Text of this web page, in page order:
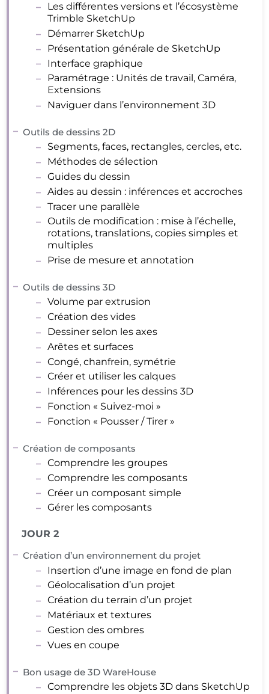
Les différentes versions et l’écosystème
Trimble SketchUp
Démarrer SketchUp
Présentation générale de SketchUp
Interface graphique
Paramétrage : Unités de travail, Caméra,
Extensions
Naviguer dans l’environnement 3D
Outils de dessins 2D
Segments, faces, rectangles, cercles, etc.
Méthodes de sélection
Guides du dessin
Aides au dessin : inférences et accroches
Tracer une parallèle
Outils de modification : mise à l’échelle,
rotations, translations, copies simples et
multiples
Prise de mesure et annotation
Outils de dessins 3D
Volume par extrusion
Création des vides
Dessiner selon les axes
Arêtes et surfaces
Congé, chanfrein, symétrie
Créer et utiliser les calques
Inférences pour les dessins 3D
Fonction « Suivez-moi »
Fonction « Pousser / Tirer »
Création de composants
Comprendre les groupes
Comprendre les composants
Créer un composant simple
Gérer les composants
JOUR 2
Création d’un environnement du projet
Insertion d’une image en fond de plan
Géolocalisation d’un projet
Création du terrain d’un projet
Matériaux et textures
Gestion des ombres
Vues en coupe
Bon usage de 3D WareHouse
Comprendre les objets 3D dans SketchUp